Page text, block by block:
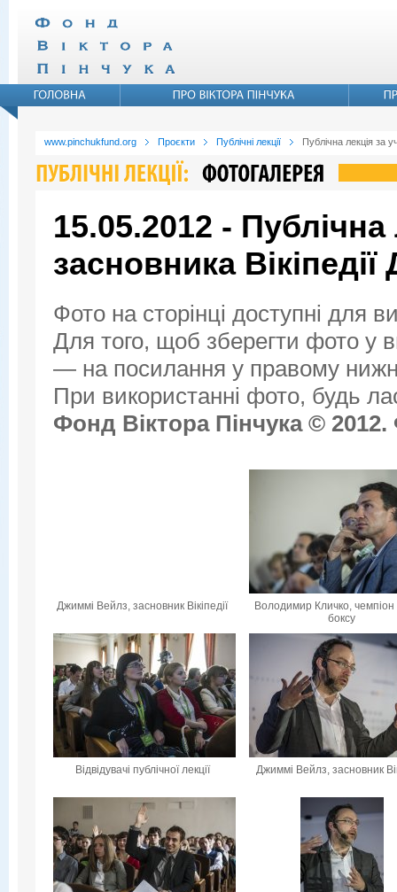
www.pinchukfund.org Проєкти Публічні лекції Публічна лекція за
15.05.2012 - Публічна
засновника
Фото на сторінці доступні для
Для того, щоб зберегти фото у
— на посилання у правому
При використанні фото, будь
Фонд Віктора Пінчука ©
Джиммі Вейлз, засновник Вікіпедії
Володимир Кличко, чемпіон
боксу
Відвідувачі публічної лекції Джиммі Вейлз, засновник